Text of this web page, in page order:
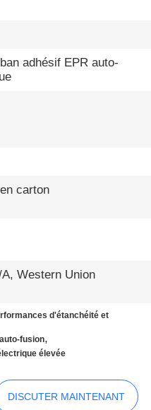
adhésif EPR auto-
carton
Western Union
d'étanchéité et
fusion,
élevée
DISCUTER MAINTENANT